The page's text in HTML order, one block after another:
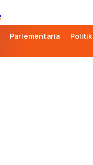
Parlementaria Politik